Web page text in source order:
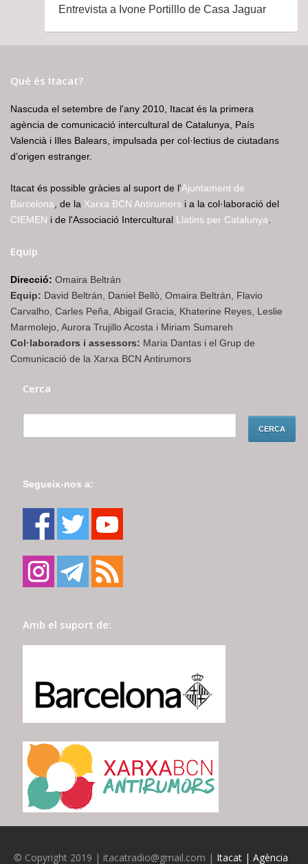
Entrevista a Ivone Portilllo de Casa Jaguar
Què és Itacat?
Nascuda el setembre de l'any 2010, Itacat és la primera
agència de comunicació intercultural de Catalunya, País
Valencià i Illes Balears, impulsada per col·lectius de ciutadans
d'origen estranger.
Itacat és possible gràcies al suport de l'Ajuntament de
Barcelona , de la Xarxa BCN Antirumors i a la col·laboració del
CIEMEN i de l'Associació Intercultural Llatins per Catalunya
Equip
Direcció: Omaira Beltrán
Equip: David Beltrán, Daniel Bellò, Omaira Beltrán, Flavio
Carvalho, Carles Peña, Abigail Gracia, Khaterine Reyes, Leslie
Marmolejo, Aurora Trujillo Acosta i Miriam Sumareh
Col·laboradors i assessors: Maria Dantas i el Grup de
Comunicació de la Xarxa BCN Antirumors
Cerca
Segueix-nos a:
Amb el suport de:
© Copyright 2019 | itacatradio@gmail.com | Itacat | Agència